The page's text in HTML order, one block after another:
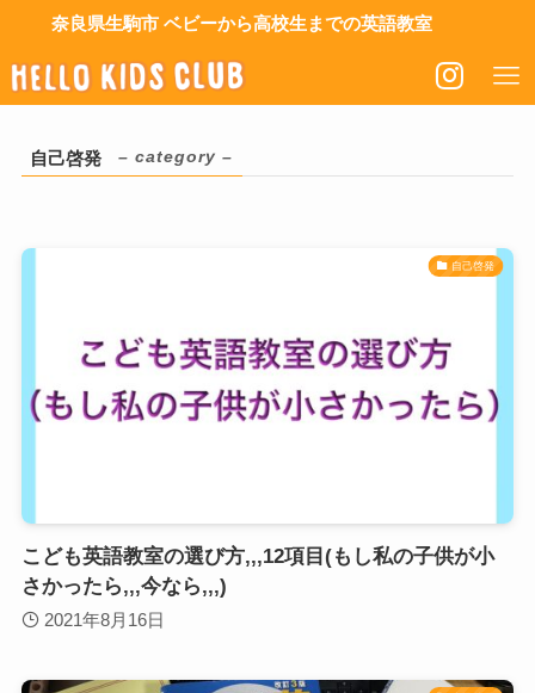
奈良県生駒市 ベビーから高校生までの英語教室
自己啓発 – category –
自己啓発
こども英語教室の選び方,,,12項目(もし私の子供が小
さかったら,,,今なら,,,)
2021年8月16日